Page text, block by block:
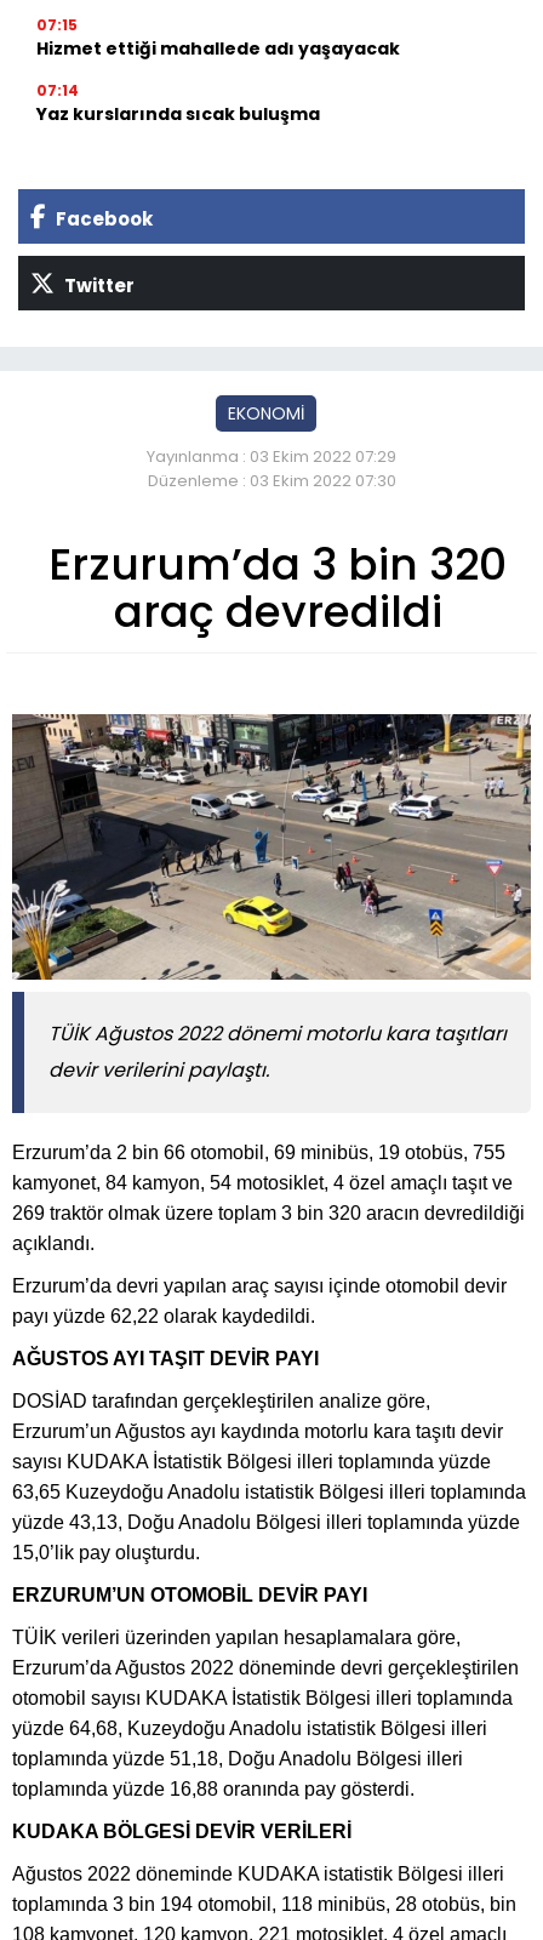
07:15
Hizmet ettiği mahallede adı yaşayacak
07:14
Yaz kurslarında sıcak buluşma
Facebook
Twitter
EKONOMİ
Yayınlanma : 03 Ekim 2022 07:29
Düzenleme : 03 Ekim 2022 07:30
Erzurum’da 3 bin 320
araç devredildi
TÜİK Ağustos 2022 dönemi motorlu kara taşıtları
devir verilerini paylaştı.
Erzurum’da 2 bin 66 otomobil, 69 minibüs, 19 otobüs, 755
kamyonet, 84 kamyon, 54 motosiklet, 4 özel amaçlı taşıt ve
269 traktör olmak üzere toplam 3 bin 320 aracın devredildiği
açıklandı.
Erzurum’da devri yapılan araç sayısı içinde otomobil devir
payı yüzde 62,22 olarak kaydedildi.
AĞUSTOS AYI TAŞIT DEVİR PAYI
DOSİAD tarafından gerçekleştirilen analize göre,
Erzurum’un Ağustos ayı kaydında motorlu kara taşıtı devir
sayısı KUDAKA İstatistik Bölgesi illeri toplamında yüzde
63,65 Kuzeydoğu Anadolu istatistik Bölgesi illeri toplamında
yüzde 43,13, Doğu Anadolu Bölgesi illeri toplamında yüzde
15,0’lik pay oluşturdu.
ERZURUM’UN OTOMOBİL DEVİR PAYI
TÜİK verileri üzerinden yapılan hesaplamalara göre,
Erzurum’da Ağustos 2022 döneminde devri gerçekleştirilen
otomobil sayısı KUDAKA İstatistik Bölgesi illeri toplamında
yüzde 64,68, Kuzeydoğu Anadolu istatistik Bölgesi illeri
toplamında yüzde 51,18, Doğu Anadolu Bölgesi illeri
toplamında yüzde 16,88 oranında pay gösterdi.
KUDAKA BÖLGESİ DEVİR VERİLERİ
Ağustos 2022 döneminde KUDAKA istatistik Bölgesi illeri
toplamında 3 bin 194 otomobil, 118 minibüs, 28 otobüs, bin
108 kamyonet, 120 kamyon, 221 motosiklet, 4 özel amaçlı